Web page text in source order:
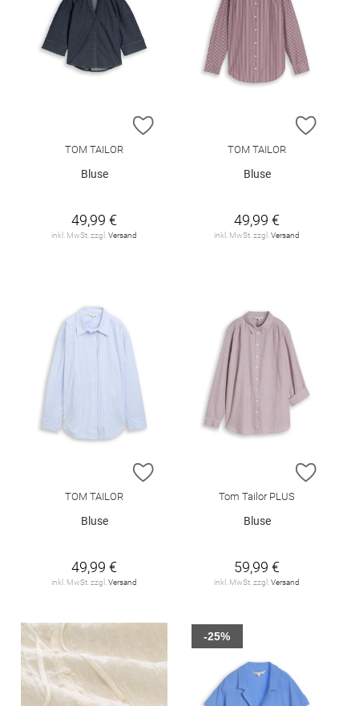
ZUR WUNSCHLISTE HINZUFÜGEN
TOM TAILOR
Bluse
49,99 €
inkl. MwSt. zzgl. Versand
ZUR
TOM TAILOR
Bluse
49,99 €
inkl. MwSt. zzgl. Versand
ZUR WUNSCHLISTE HINZUFÜGEN
TOM TAILOR
Bluse
49,99 €
inkl. MwSt. zzgl. Versand
ZUR
Tom Tailor PLUS
Bluse
59,99 €
inkl. MwSt. zzgl. Versand
-25%